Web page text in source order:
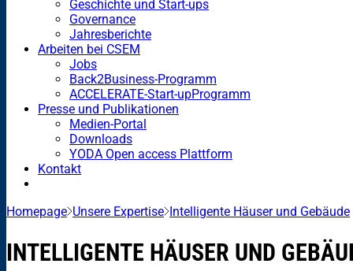
Geschichte und Start-ups
Governance
Jahresberichte
Arbeiten bei CSEM
Jobs
Back2Business-Programm
ACCELERATE-Start-upProgramm
Presse und Publikationen
Medien-Portal
Downloads
YODA Open access Plattform
Kontakt
Homepage Unsere Expertise Intelligente Häuser und Gebäude
INTELLIGENTE HÄUSER UND